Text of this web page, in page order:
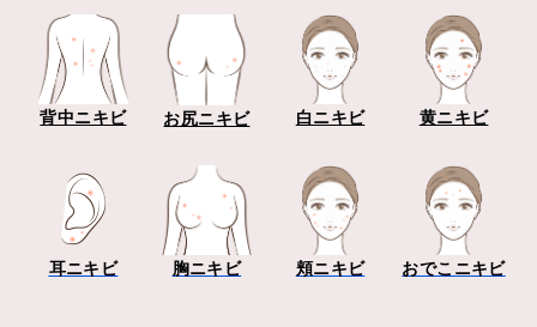
背中ニキビ お尻ニキビ 白ニキビ 黄ニキビ
耳ニキビ 胸ニキビ 頬ニキビ おでこニキビ